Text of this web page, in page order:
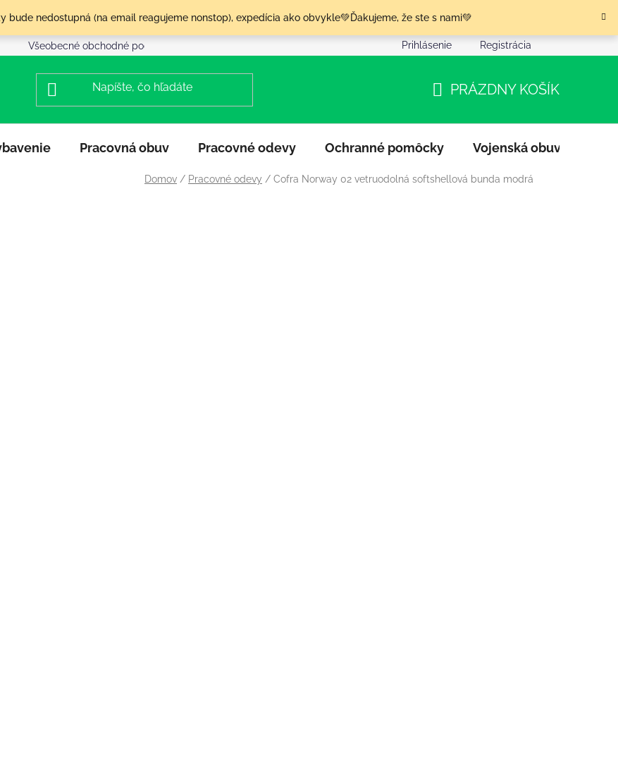
bude nedostupná (na email reagujeme nonstop), expedícia ako obvykle💚Ďakujeme, že ste s nami💚
Všeobecné obchodné podmienky Podmienky ochrany osobných údajov
Prihlásenie Registrácia
KOŠÍK
PRÁZDNY KOŠÍK
Pracovná obuv Pracovné odevy Ochranné pomôcky Vojenská obuv
Domov / Pracovné odevy / Cofra Norway 02 vetruodolná softshellová bunda modrá